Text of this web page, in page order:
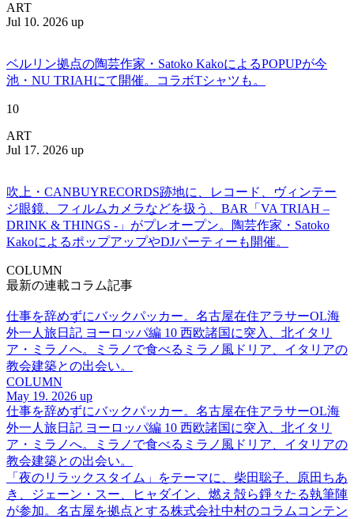
ART
Jul 10. 2026 up
ベルリン拠点の陶芸作家・Satoko KakoによるPOPUPが今
池・NU TRIAHにて開催。コラボTシャツも。
10
ART
Jul 17. 2026 up
吹上・CANBUYRECORDS跡地に、レコード、ヴィンテー
ジ眼鏡、フィルムカメラなどを扱う、BAR「VA TRIAH –
DRINK & THINGS -」がプレオープン。陶芸作家・Satoko
KakoによるポップアップやDJパーティーも開催。
COLUMN
最新の連載コラム記事
仕事を辞めずにバックパッカー。名古屋在住アラサーOL海
外一人旅日記 ヨーロッパ編 10 西欧諸国に突入、北イタリ
ア・ミラノへ。ミラノで食べるミラノ風ドリア、イタリアの
教会建築との出会い。
COLUMN
May 19. 2026 up
仕事を辞めずにバックパッカー。名古屋在住アラサーOL海
外一人旅日記 ヨーロッパ編 10 西欧諸国に突入、北イタリ
ア・ミラノへ。ミラノで食べるミラノ風ドリア、イタリアの
教会建築との出会い。
「夜のリラックスタイム」をテーマに、柴田聡子、原田ちあ
き、ジェーン・スー、ヒャダイン、燃え殻ら錚々たる執筆陣
が参加。名古屋を拠点とする株式会社中村のコラムコンテン